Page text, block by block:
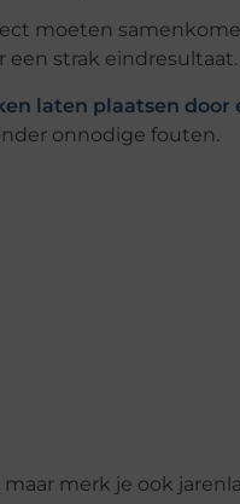
moeten
een strak eindresultaat.
laten plaatsen door
onnodige fouten.
merk je ook